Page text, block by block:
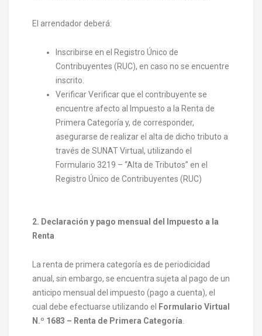
El arrendador deberá:
Inscribirse en el Registro Único de
Contribuyentes (RUC), en caso no se encuentre
inscrito.
Verificar Verificar que el contribuyente se
encuentre afecto al Impuesto a la Renta de
Primera Categoría y, de corresponder,
asegurarse de realizar el alta de dicho tributo a
través de SUNAT Virtual, utilizando el
Formulario 3219 – “Alta de Tributos” en el
Registro Único de Contribuyentes (RUC)
2. Declaración y pago mensual del Impuesto a la
Renta
La renta de primera categoría es de periodicidad
anual, sin embargo, se encuentra sujeta al pago de un
anticipo mensual del impuesto (pago a cuenta), el
cual debe efectuarse utilizando el
Formulario Virtual
N.º 1683 – Renta de Primera Categoría